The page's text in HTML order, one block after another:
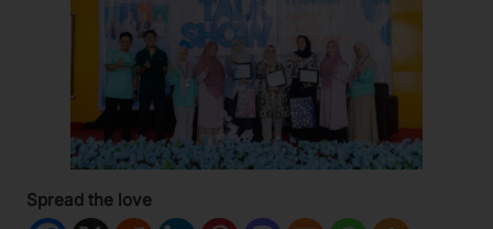
Spread the love